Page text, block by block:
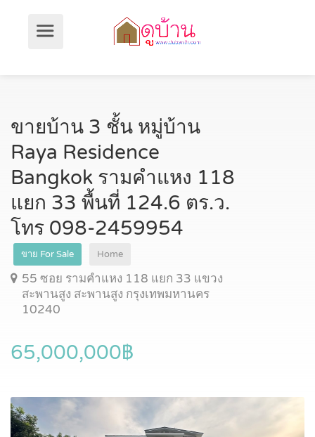
ขายบ้าน 3 ชั้น หมู่บ้าน
Raya Residence
Bangkok รามคำแหง 118
แยก 33 พื้นที่ 124.6 ตร.ว.
โทร 098-2459954
ขาย For Sale Home
55 ซอย รามคำแหง 118 แยก 33 แขวง
สะพานสูง สะพานสูง กรุงเทพมหานคร
10240
65,000,000฿